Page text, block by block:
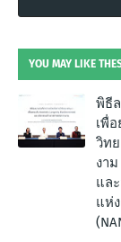
YOU MAY LIKE
พิธี
เพื่
วิท
งา
แล
แห่